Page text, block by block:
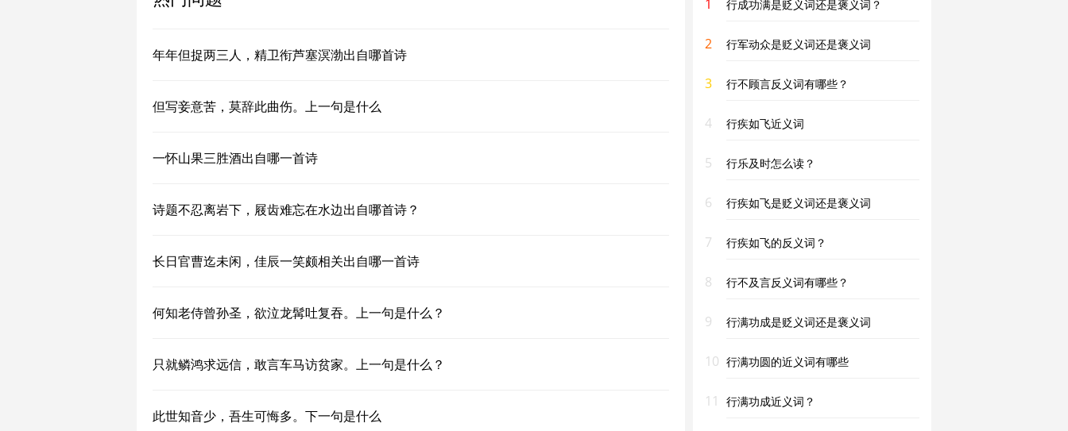
年年但捉两三人，精卫衔芦塞溟渤出自哪首诗
但写妾意苦，莫辞此曲伤。上一句是什么
一怀山果三胜酒出自哪一首诗
诗题不忍离岩下，屐齿难忘在水边出自哪首诗？
长日官曹迄未闲，佳辰一笑颇相关出自哪一首诗
何知老侍曾孙圣，欲泣龙髯吐复吞。上一句是什么？
只就鳞鸿求远信，敢言车马访贫家。上一句是什么？
此世知音少，吾生可悔多。下一句是什么
1 行成功满是贬义词还是褒义词？
2 行军动众是贬义词还是褒义词
3 行不顾言反义词有哪些？
4 行疾如飞近义词
5 行乐及时怎么读？
6 行疾如飞是贬义词还是褒义词
7 行疾如飞的反义词？
8 行不及言反义词有哪些？
9 行满功成是贬义词还是褒义词
10 行满功圆的近义词有哪些
11 行满功成近义词？